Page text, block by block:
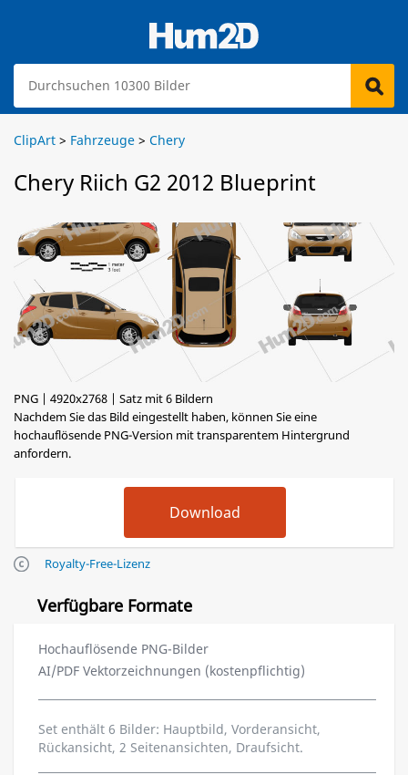
ClipArt > Fahrzeuge > Chery
Chery Riich G2 2012 Blueprint
PNG | 4920x2768 | Satz mit 6 Bildern
Nachdem Sie das Bild eingestellt haben, können Sie eine
hochauflösende PNG-Version mit transparentem Hintergrund
anfordern.
Royalty-Free-Lizenz
Verfügbare Formate
Hochauflösende PNG-Bilder
AI/PDF Vektorzeichnungen (kostenpflichtig)
Set enthält 6 Bilder: Hauptbild, Vorderansicht,
Rückansicht, 2 Seitenansichten, Draufsicht.